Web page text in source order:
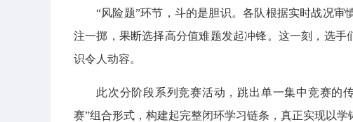
“风险题”环节，斗的是胆识。各队根据实时战况
注一掷，果断选择高分值难题发起冲锋。这一刻，选
识令人动容。
此次分阶段系列竞赛活动，跳出单一集中竞赛的
赛”组合形式，构建起完整闭环学习链条，真正实现以学